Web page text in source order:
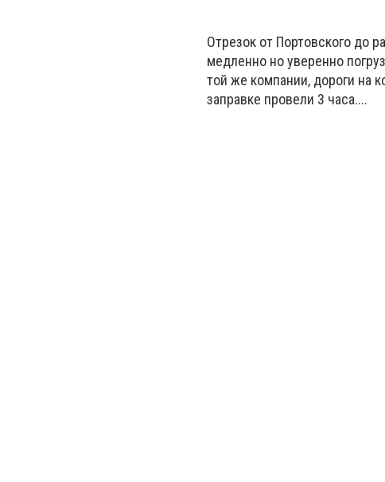
Отрезок от Портовского до
медленно но уверенно
той же компании, дороги на
заправке провели 3 часа....